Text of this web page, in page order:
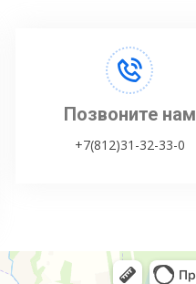
Позвоните нам
+7(812)31-32-33-0